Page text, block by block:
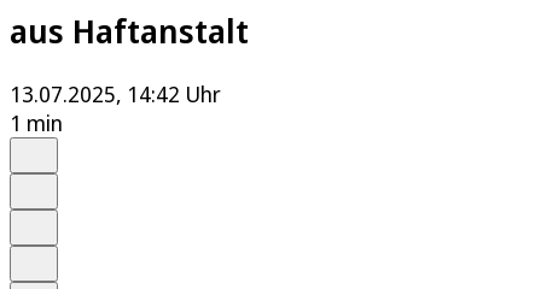
aus Haftanstalt
13.07.2025, 14:42 Uhr
1 min